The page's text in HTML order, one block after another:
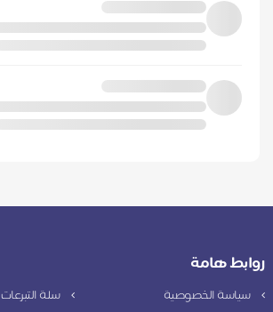
روابط هامة
سياسة الخصوصية
سلة التبرعات